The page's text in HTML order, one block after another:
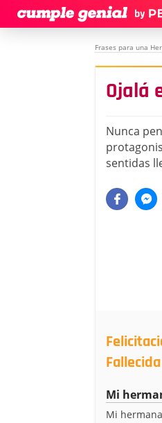
Frases para una
Ojalá
Nunca
sentidas
Mi
Mi